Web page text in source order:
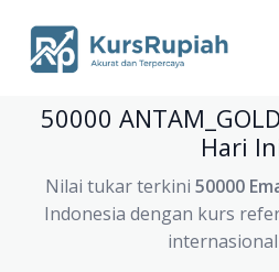
content
50000
Hari
Nilai tukar terkini 50000
Indonesia dengan kurs
internasional